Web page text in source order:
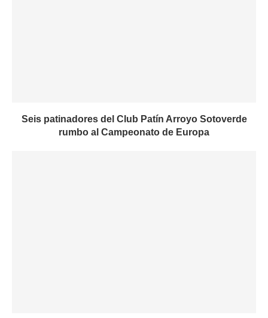
Seis patinadores del Club Patín Arroyo Sotoverde
rumbo al Campeonato de Europa